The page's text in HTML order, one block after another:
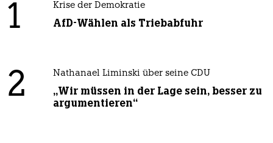
1 Krise der Demokratie
AfD-Wählen als Triebabfuhr
2 Nathanael Liminski über seine CDU
„Wir müssen in der Lage sein, besser zu
argumentieren“